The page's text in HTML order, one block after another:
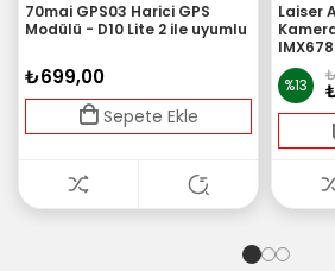
70mai GPS03 Harici GPS
Modülü - D10 Lite 2 ile uyumlu
₺699,00
Sepete Ekle
Laiser
Modu
%13